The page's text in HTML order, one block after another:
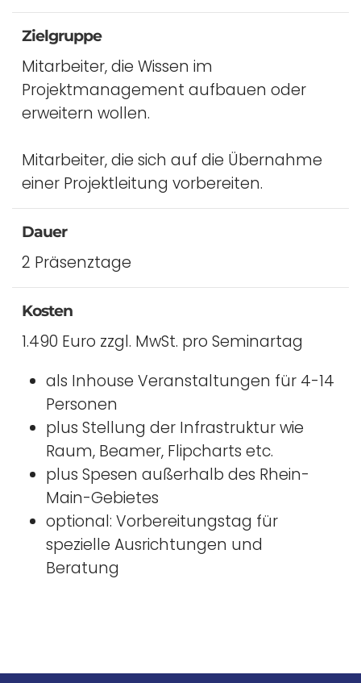
Zielgruppe
Mitarbeiter, die Wissen im
Projektmanagement aufbauen oder
erweitern wollen.
Mitarbeiter, die sich auf die Übernahme
einer Projektleitung vorbereiten.
Dauer
2 Präsenztage
Kosten
1.490 Euro zzgl. MwSt. pro Seminartag
als Inhouse Veranstaltungen für 4-14
Personen
plus Stellung der Infrastruktur wie
Raum, Beamer, Flipcharts etc.
plus Spesen außerhalb des Rhein-
Main-Gebietes
optional: Vorbereitungstag für
spezielle Ausrichtungen und
Beratung